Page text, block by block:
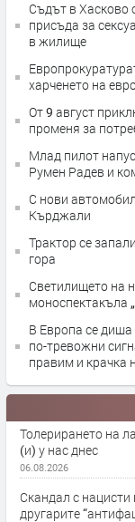
Съдът в Хасково
присъда за
в жилище
Европрокуратурата влезе във В
харченето на
От 9 август
променя за
Млад пилот
Румен Радев и
С нови
Кърджали
Трактор се
гора
Светилището на
моноспектакъла
В Европа се диша
по-тревожни
правим и крачка
Толерирането на
(и) у нас днес
06.08.2026
Скандал с
другарите